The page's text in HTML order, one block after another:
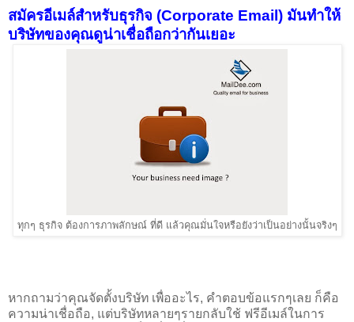
สมัครอีเมล์สำหรับธุรกิจ (Corporate Email) มันทำให้
บริษัทของคุณดูน่าเชื่อถือกว่ากันเยอะ
ทุกๆ ธุรกิจ ต้องการภาพลักษณ์ ที่ดี แล้วคุณมั่นใจหรือยังว่าเป็นอย่างนั้นจริงๆ
หากถามว่าคุณจัดตั้งบริษัท เพื่ออะไร, คำตอบข้อแรกๆเลย ก็คือ
ความน่าเชื่อถือ, แต่บริษัทหลายๆรายกลับใช้ ฟรีอีเมล์ในการ